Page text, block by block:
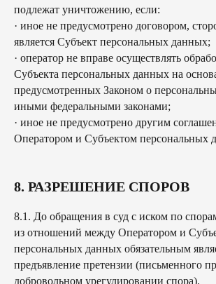
подлежат уничтожению, если:
· иное не предусмотрено договором,
является Субъект персональных данных;
· оператор не вправе осуществлять
Субъекта персональных данных на
предусмотренных Законом о
иными федеральными законами;
· иное не предусмотрено другим
Оператором и Субъектом персональных
8. РАЗРЕШЕНИЕ СПОРОВ
8.1. До обращения в суд с иском по
из отношений между Оператором и
персональных данных обязательным
предъявление претензии (письменного
добровольном урегулировании спора).